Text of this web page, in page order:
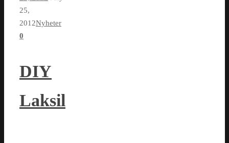
25,
2012Nyheter
0
DIY
Laksil